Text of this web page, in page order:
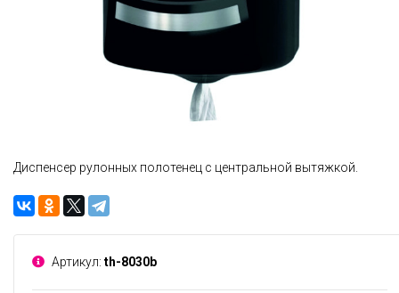
Диспенсер рулонных полотенец с центральной вытяжкой.
Артикул: th-8030b